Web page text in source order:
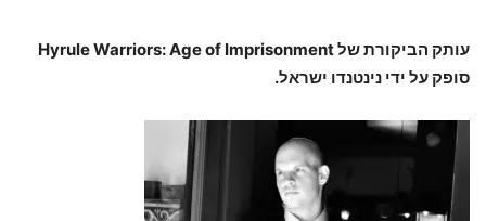
עותק הביקורת של Hyrule Warriors: Age of Imprisonment
סופק על ידי נינטנדו ישראל.